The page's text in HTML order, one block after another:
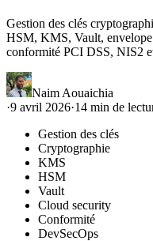
Gestion des clés
HSM, KMS, Vault,
conformité PCI DSS, NIS2
Naim Aouaichia
·9 avril 2026·14 min de
Gestion des clés
Cryptographie
KMS
HSM
Vault
Cloud security
Conformité
DevSecOps